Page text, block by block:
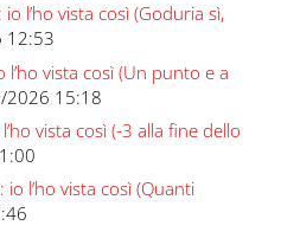
l’ho vista così (Goduria sì,
12:53
vista così (Un punto e a
2026 15:18
vista così (-3 alla fine dello
l’ho vista così (Quanti